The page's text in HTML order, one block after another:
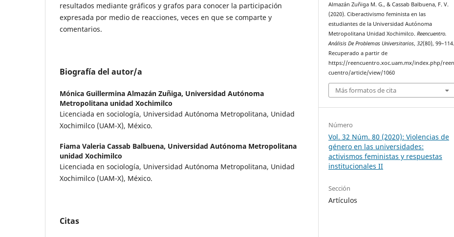
resultados mediante gráficos y grafos para conocer la participación
expresada por medio de reacciones, veces en que se comparte y
comentarios.
Biografía del autor/a
Mónica Guillermina Almazán Zuñiga, Universidad Autónoma
Metropolitana unidad Xochimilco
Licenciada en sociología, Universidad Autónoma Metropolitana, Unidad
Xochimilco (UAM-X), México.
Fiama Valeria Cassab Balbuena, Universidad Autónoma Metropolitana
unidad Xochimilco
Licenciada en sociología, Universidad Autónoma Metropolitana, Unidad
Xochimilco (UAM-X), México.
Citas
Almazán Zuñiga M. G., & Cassab Balbuena, F. V.
(2020). Ciberactivismo feminista en las
estudiantes de la Universidad Autónoma
Metropolitana Unidad Xochimilco.Reencuentro.
Análisis De Problemas Universitarios,32(80), 99–114.
Recuperado a partir de
https://reencuentro.xoc.uam.mx/index.php/reen
cuentro/article/view/1060
Más formatos de cita
Número
Vol. 32 Núm. 80 (2020): Violencias de
género en las universidades:
activismos feministas y respuestas
institucionales II
Sección
Artículos